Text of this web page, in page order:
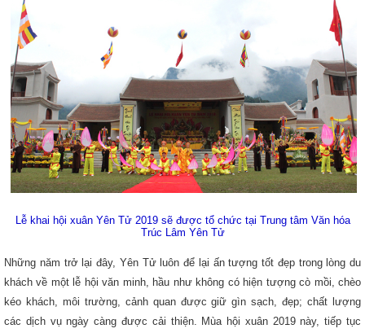
Lễ khai hội xuân Yên Tử 2019 sẽ được tổ chức tại Trung tâm Văn hóa
Trúc Lâm Yên Tử
Những năm trở lại đây, Yên Tử luôn để lại ấn tượng tốt đẹp trong lòng du
khách về một lễ hội văn minh, hầu như không có hiện tượng cò mồi, chèo
kéo khách, môi trường, cảnh quan được giữ gìn sạch, đẹp; chất lượng
các dịch vụ ngày càng được cải thiện. Mùa hội xuân 2019 này, tiếp tục